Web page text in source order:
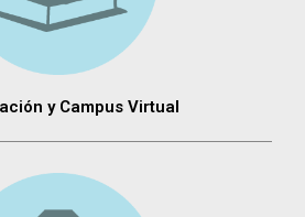
y Campus Virtual